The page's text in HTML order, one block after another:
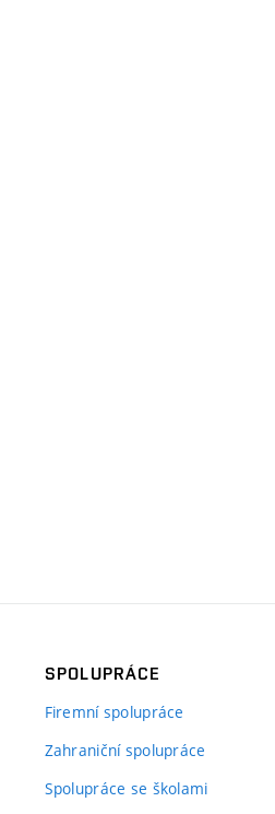
SPOLUPRÁCE
Firemní spolupráce
Zahraniční spolupráce
Spolupráce se školami